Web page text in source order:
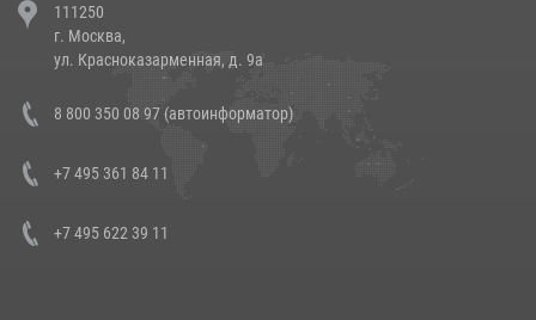
напавших на бригаду скорой помощи (видео)
14 июля 2026, 12:20
В Росгвардии прошла военно-научная конференция по обобщению
боевого опыта
111250
г. Москва,
ул. Красноказарменная, д. 9а
8 800 350 08 97 (автоинформатор)
+7 495 361 84 11
+7 495 622 39 11